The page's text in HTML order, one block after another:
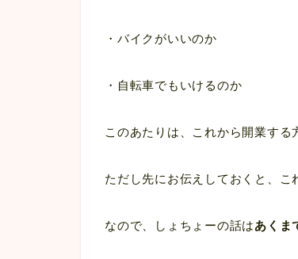
・バイクがいいのか
・自転車でもいけるのか
このあたりは、これから開業する
ただし先にお伝えしておくと、こ
なので、しょちょーの話はあくま